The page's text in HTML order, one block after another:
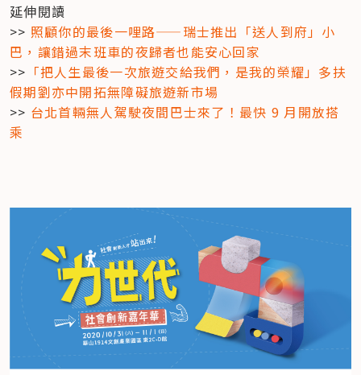
延伸閱讀
>> 照顧你的最後一哩路——瑞士推出「送人到府」小
巴，讓錯過末班車的夜歸者也能安心回家
>> 「把人生最後一次旅遊交給我們，是我的榮耀」多扶
假期劉亦中開拓無障礙旅遊新市場
>> 台北首輛無人駕駛夜間巴士來了！最快 9 月開放搭
乘